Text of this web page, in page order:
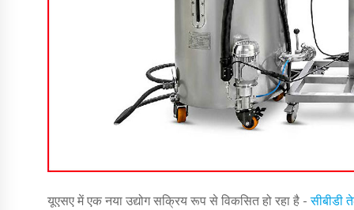
यूएसए में एक नया उद्योग सक्रिय रूप से विकसित हो रहा है -सीबीडी